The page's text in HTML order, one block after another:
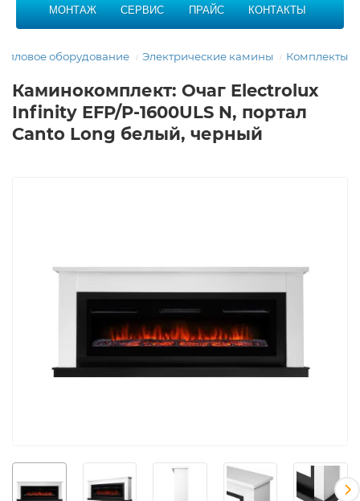
МОНТАЖ СЕРВИС ПРАЙС КОНТАКТЫ
оборудование Электрические камины Комплекты
Каминокомплект: Очаг Electrolux
Infinity EFP/P-1600ULS N, портал
Canto Long белый, черный